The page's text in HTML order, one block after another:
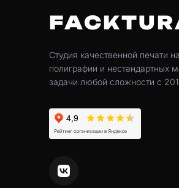
Студия качественной печати
полиграфии и нестандартных
задачи любой сложности с